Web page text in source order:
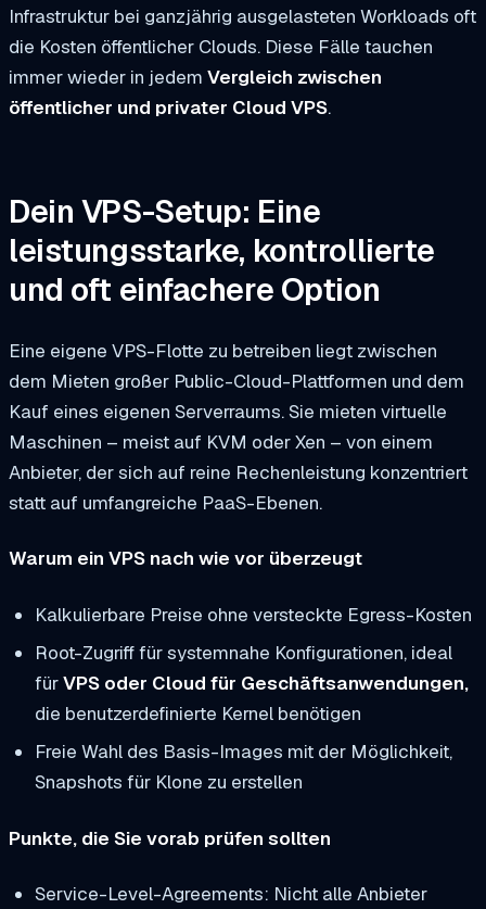
Infrastruktur bei ganzjährig ausgelasteten Workloads oft
die Kosten öffentlicher Clouds. Diese Fälle tauchen
immer wieder in jedem Vergleich zwischen
öffentlicher und privater Cloud VPS.
Dein VPS-Setup: Eine
leistungsstarke, kontrollierte
und oft einfachere Option
Eine eigene VPS-Flotte zu betreiben liegt zwischen
dem Mieten großer Public-Cloud-Plattformen und dem
Kauf eines eigenen Serverraums. Sie mieten virtuelle
Maschinen – meist auf KVM oder Xen – von einem
Anbieter, der sich auf reine Rechenleistung konzentriert
statt auf umfangreiche PaaS-Ebenen.
Warum ein VPS nach wie vor überzeugt
Kalkulierbare Preise ohne versteckte Egress-Kosten
Root-Zugriff für systemnahe Konfigurationen, ideal
fürVPS oder Cloud für Geschäftsanwendungen,
die benutzerdefinierte Kernel benötigen
Freie Wahl des Basis-Images mit der Möglichkeit,
Snapshots für Klone zu erstellen
Punkte, die Sie vorab prüfen sollten
Service-Level-Agreements: Nicht alle Anbieter